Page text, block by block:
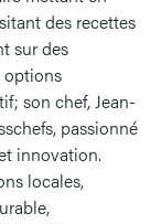
des recettes
sur des
options
son chef, Jean-
passionné
innovation.
locales,